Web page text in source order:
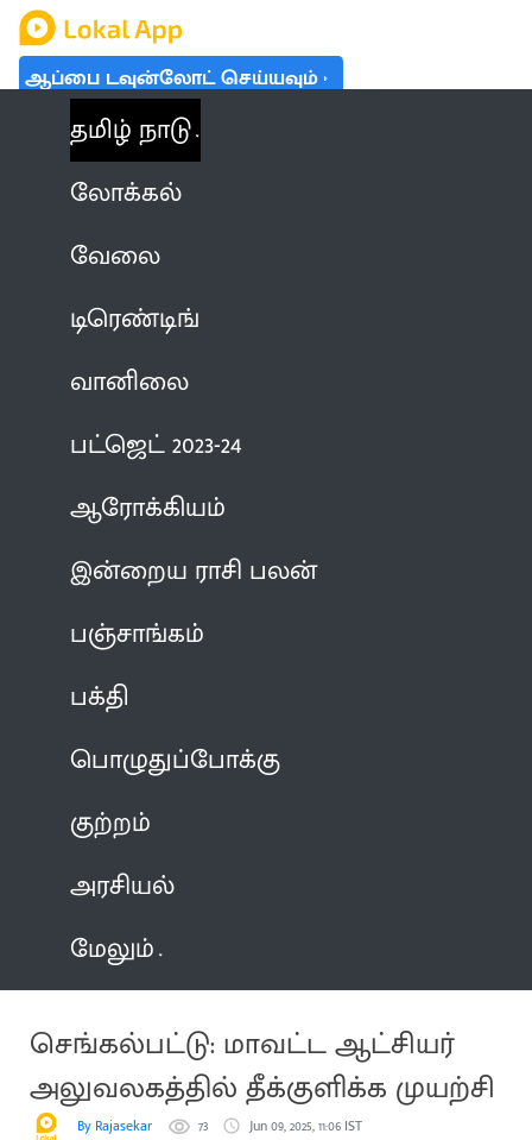
ஆப்பை டவுன்லோட் செய்யவும்
தமிழ் நாடு
லோக்கல்
வேலை
டிரெண்டிங்
வானிலை
பட்ஜெட் 2023-24
ஆரோக்கியம்
இன்றைய ராசி பலன்
பஞ்சாங்கம்
பக்தி
பொழுதுப்போக்கு
குற்றம்
அரசியல்
மேலும்
செங்கல்பட்டு: மாவட்ட ஆட்சியர்
அலுவலகத்தில் தீக்குளிக்க முயற்சி
By Rajasekar 73 Jun 09, 2025, 11:06 IST